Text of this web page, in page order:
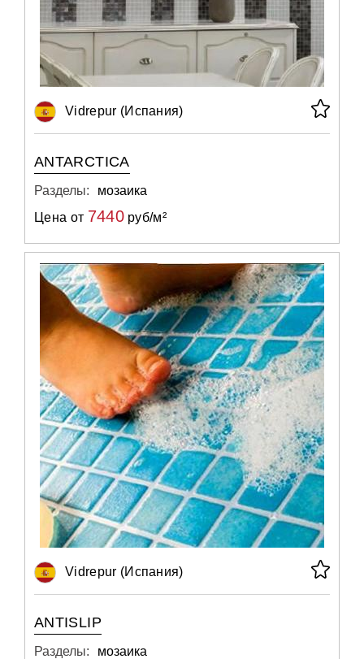
Vidrepur (Испания)
ANTARCTICA
Разделы:
мозаика
Цена от 7440руб/м²
Vidrepur (Испания)
ANTISLIP
Разделы:
мозаика